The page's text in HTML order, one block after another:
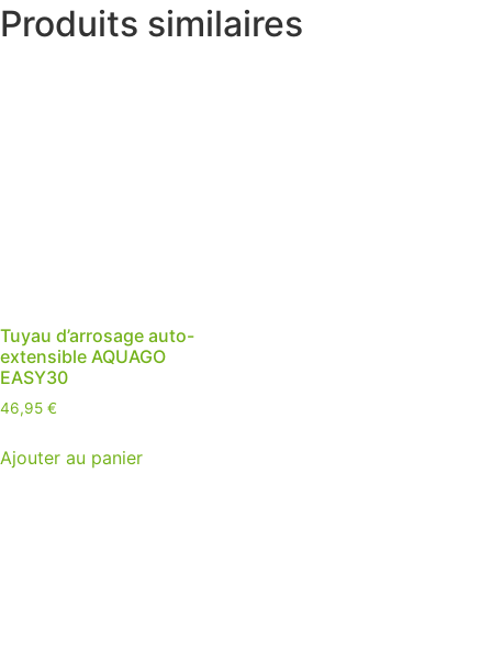
Produits similaires
Tuyau d’arrosage auto-
extensible AQUAGO
EASY30
46,95 €
Ajouter au panier